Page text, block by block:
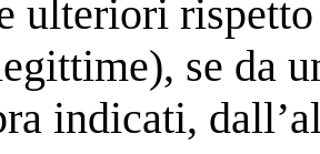
ulteriori
se da
indicati,